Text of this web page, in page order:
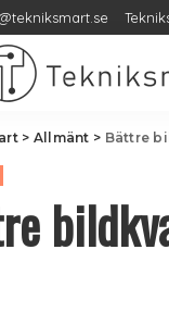
> Allmänt > Bättre